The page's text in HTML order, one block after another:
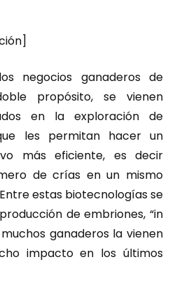
negocios ganaderos de
propósito, se vienen
en la exploración de
les permitan hacer un
más eficiente, es decir
de crías en un mismo
estas biotecnologías se
de embriones, “in
ganaderos la vienen
impacto en los últimos